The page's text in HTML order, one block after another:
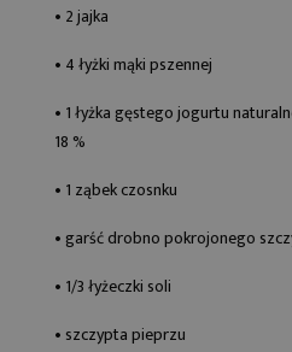
• 2 jajka
• 4 łyżki mąki pszennej
• 1 łyżka gęstego jogurtu
18 %
• 1 ząbek czosnku
• garść drobno pokrojonego
• 1/3 łyżeczki soli
• szczypta pieprzu